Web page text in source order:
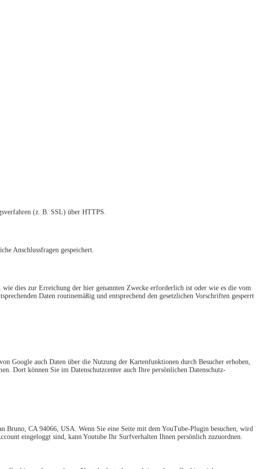
(z. B. SSL) über HTTPS.
Anschlussfragen gespeichert.
dies zur Erreichung der hier genannten Zwecke erforderlich ist oder wie es die vom
Daten routinemäßig und entsprechend den gesetzlichen Vorschriften gesperrt
Google auch Daten über die Nutzung der Kartenfunktionen durch Besucher erhoben,
Dort können Sie im Datenschutzcenter auch Ihre persönlichen Datenschutz-
Bruno, CA 94066, USA. Wenn Sie eine Seite mit dem YouTube-Plugin besuchen, wird
eingeloggt sind, kann Youtube Ihr Surfverhalten Ihnen persönlich zuzuordnen.